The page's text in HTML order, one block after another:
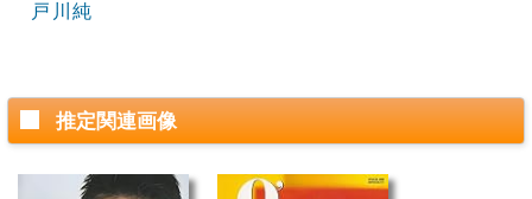
戸川純
推定関連画像